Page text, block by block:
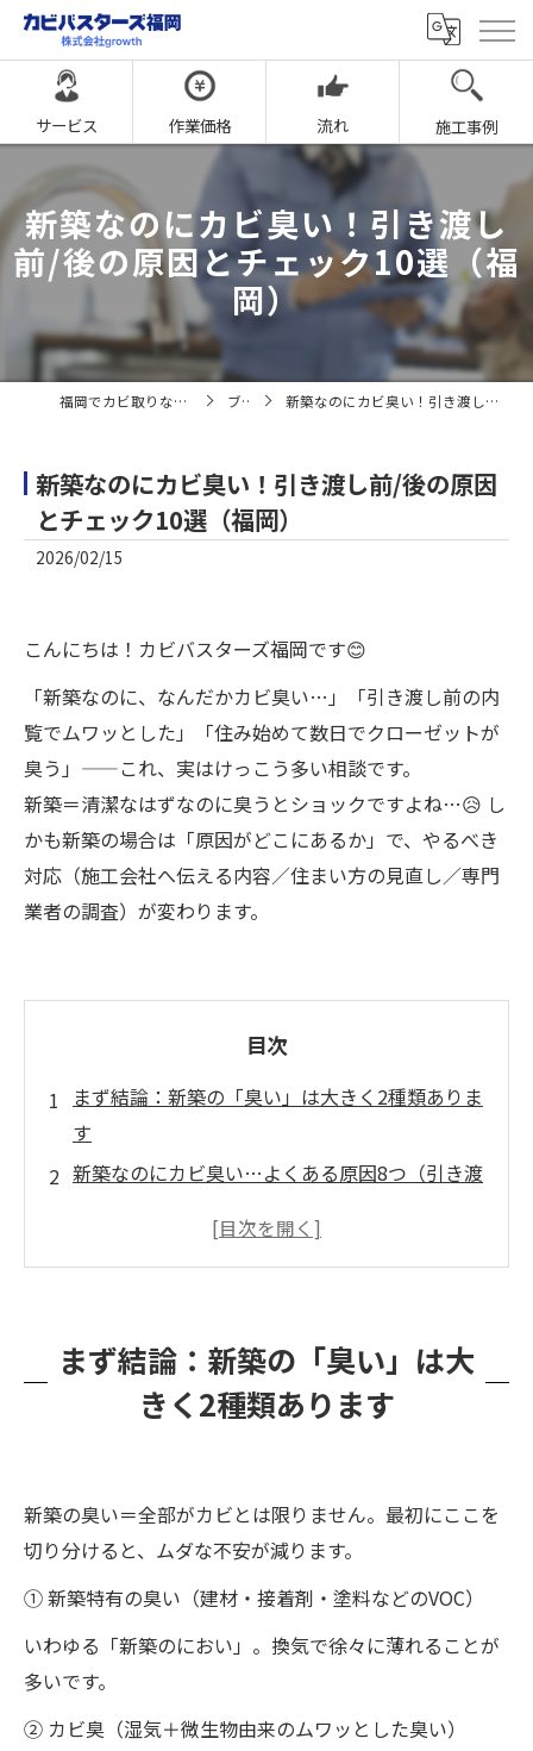
サービス 作業価格 流れ 施工事例
新築なのにカビ臭い！引き渡し
前/後の原因とチェック10選（福
岡）
福岡でカビ取りならカビバスターズ福岡 ブログ 新築なのにカビ臭い！引き渡し前/後の原因とチェック10選（福岡）
新築なのにカビ臭い！引き渡し前/後の原因
とチェック10選（福岡）
2026/02/15
こんにちは！カビバスターズ福岡です😊
「新築なのに、なんだかカビ臭い…」「引き渡し前の内
覧でムワッとした」「住み始めて数日でクローゼットが
臭う」——これ、実はけっこう多い相談です。
新築＝清潔なはずなのに臭うとショックですよね…😥 し
かも新築の場合は「原因がどこにあるか」で、やるべき
対応（施工会社へ伝える内容／住まい方の見直し／専門
業者の調査）が変わります。
目次
まず結論：新築の「臭い」は大きく2種類ありま
す
新築なのにカビ臭い…よくある原因8つ（引き渡
臭いが出る場所別：原因の当たりをつける早見
引き渡し後に施工会社へ連絡する時のコツ（記
録が武器になります）📩
ら…最優先チェック10箇所📸
【3分セルフ診断】新築カビ臭チェックシート✅
引き渡し前に施工会社へ伝えるポイント（揉め
ない言い方テンプレ）
【引き渡し後】住み始めてから臭う場合：まず
まず結論：新築の「臭い」は大
きく2種類あります
新築の臭い＝全部がカビとは限りません。最初にここを
切り分けると、ムダな不安が減ります。
① 新築特有の臭い（建材・接着剤・塗料などのVOC）
いわゆる「新築のにおい」。換気で徐々に薄れることが
多いです。
② カビ臭（湿気＋微生物由来のムワッとした臭い）